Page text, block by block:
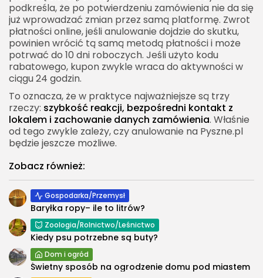
podkreśla, że po potwierdzeniu zamówienia nie da się
już wprowadzać zmian przez samą platformę. Zwrot
płatności online, jeśli anulowanie dojdzie do skutku,
powinien wrócić tą samą metodą płatności i może
potrwać do 10 dni roboczych. Jeśli użyto kodu
rabatowego, kupon zwykle wraca do aktywności w
ciągu 24 godzin.
To oznacza, że w praktyce najważniejsze są trzy
rzeczy: szybkość reakcji, bezpośredni kontakt z
lokalem i zachowanie danych zamówienia. Właśnie
od tego zwykle zależy, czy anulowanie na Pyszne.pl
będzie jeszcze możliwe.
Zobacz również:
Gospodarka/Przemysł
Baryłka ropy– ile to litrów?
Zoologia/Rolnictwo/Leśnictwo
Kiedy psu potrzebne są buty?
Dom i ogród
Świetny sposób na ogrodzenie domu pod miastem